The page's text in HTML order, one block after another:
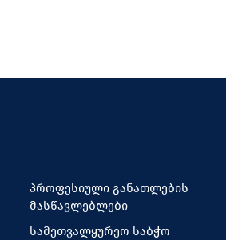
პროფესიული განათლების
მასწავლებლები
სამეთვალყურეო საბჭო